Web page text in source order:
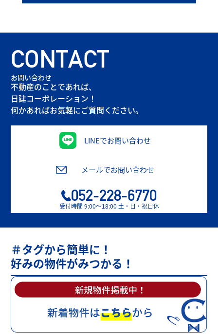
CONTACT
お問い合わせ
不動産のことであれば、
日建コーポレーション！
何かあればお気軽にご質問ください。
LINEでお問い合わせ
メールでお問い合わせ
052-228-6770
受付時間 9:00〜18:00 土・日・祝日休
＃タグから簡単に！
好みの物件がみつかる！